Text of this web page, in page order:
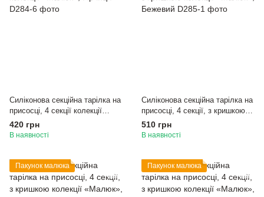
Силіконова секційна тарілка на
присосці, 4 секції колекції
«Малюк», Гірчиця
420 грн
В наявності
Силіконова секційна тарілка на
присосці, 4 секції, з кришкою
колекції «Малюк», Бежевий
510 грн
В наявності
Пакунок малюка Пакунок малюка